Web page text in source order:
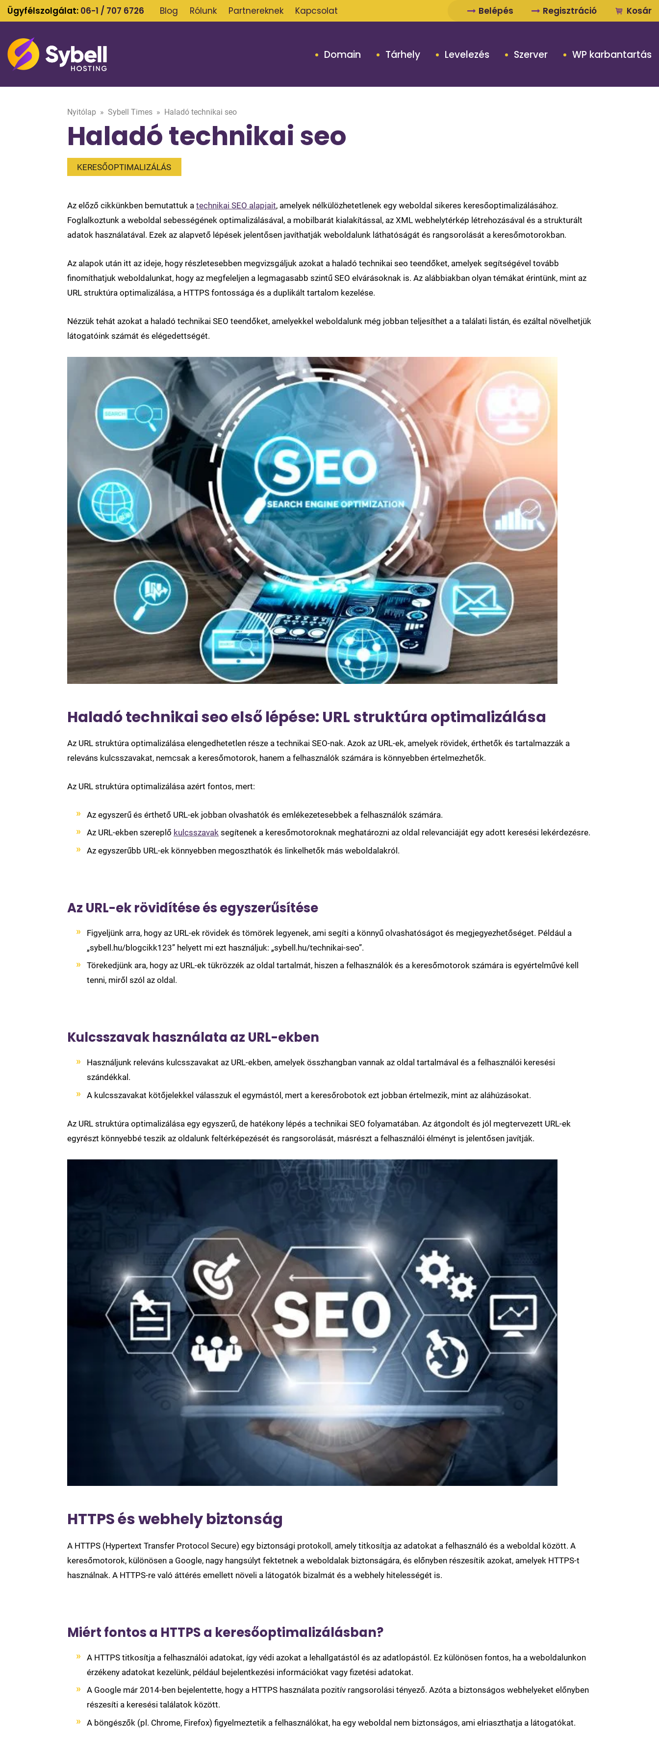
Ügyfélszolgálat: 06-1 / 707 6726 Blog Rólunk Partnereknek Kapcsolat Belépés Regisztráció Kosár
Domain Tárhely Levelezés Szerver WP karbantartás
Nyitólap » Sybell Times » Haladó technikai seo
Haladó technikai seo
KERESŐOPTIMALIZÁLÁS
Az előző cikkünkben bemutattuk a technikai SEO alapjait, amelyek nélkülözhetetlenek egy weboldal sikeres keresőoptimalizálásához.
Foglalkoztunk a weboldal sebességének optimalizálásával, a mobilbarát kialakítással, az XML webhelytérkép létrehozásával és a strukturált
adatok használatával. Ezek az alapvető lépések jelentősen javíthatják weboldalunk láthatóságát és rangsorolását a keresőmotorokban.
Az alapok után itt az ideje, hogy részletesebben megvizsgáljuk azokat a haladó technikai seo teendőket, amelyek segítségével tovább
finomíthatjuk weboldalunkat, hogy az megfeleljen a legmagasabb szintű SEO elvárásoknak is. Az alábbiakban olyan témákat érintünk, mint az
URL struktúra optimalizálása, a HTTPS fontossága és a duplikált tartalom kezelése.
Nézzük tehát azokat a haladó technikai SEO teendőket, amelyekkel weboldalunk még jobban teljesíthet a a találati listán, és ezáltal növelhetjük
látogatóink számát és elégedettségét.
Haladó technikai seo első lépése: URL struktúra optimalizálása
Az URL struktúra optimalizálása elengedhetetlen része a technikai SEO-nak. Azok az URL-ek, amelyek rövidek, érthetők és tartalmazzák a
releváns kulcsszavakat, nemcsak a keresőmotorok, hanem a felhasználók számára is könnyebben értelmezhetők.
Az URL struktúra optimalizálása azért fontos, mert:
Az egyszerű és érthető URL-ek jobban olvashatók és emlékezetesebbek a felhasználók számára.
Az URL-ekben szereplő kulcsszavak segítenek a keresőmotoroknak meghatározni az oldal relevanciáját egy adott keresési lekérdezésre.
Az egyszerűbb URL-ek könnyebben megoszthatók és linkelhetők más weboldalakról.
Az URL-ek rövidítése és egyszerűsítése
Figyeljünk arra, hogy az URL-ek rövidek és tömörek legyenek, ami segíti a könnyű olvashatóságot és megjegyezhetőséget. Például a
„sybell.hu/blogcikk123” helyett mi ezt használjuk: „sybell.hu/technikai-seo”.
Törekedjünk ara, hogy az URL-ek tükrözzék az oldal tartalmát, hiszen a felhasználók és a keresőmotorok számára is egyértelművé kell
tenni, miről szól az oldal.
Kulcsszavak használata az URL-ekben
Használjunk releváns kulcsszavakat az URL-ekben, amelyek összhangban vannak az oldal tartalmával és a felhasználói keresési
szándékkal.
A kulcsszavakat kötőjelekkel válasszuk el egymástól, mert a keresőrobotok ezt jobban értelmezik, mint az aláhúzásokat.
Az URL struktúra optimalizálása egy egyszerű, de hatékony lépés a technikai SEO folyamatában. Az átgondolt és jól megtervezett URL-ek
egyrészt könnyebbé teszik az oldalunk feltérképezését és rangsorolását, másrészt a felhasználói élményt is jelentősen javítják.
HTTPS és webhely biztonság
A HTTPS (Hypertext Transfer Protocol Secure) egy biztonsági protokoll, amely titkosítja az adatokat a felhasználó és a weboldal között. A
keresőmotorok, különösen a Google, nagy hangsúlyt fektetnek a weboldalak biztonságára, és előnyben részesítik azokat, amelyek HTTPS-t
használnak. A HTTPS-re való áttérés emellett növeli a látogatók bizalmát és a webhely hitelességét is.
Miért fontos a HTTPS a keresőoptimalizálásban?
A HTTPS titkosítja a felhasználói adatokat, így védi azokat a lehallgatástól és az adatlopástól. Ez különösen fontos, ha a weboldalunkon
érzékeny adatokat kezelünk, például bejelentkezési információkat vagy fizetési adatokat.
A Google már 2014-ben bejelentette, hogy a HTTPS használata pozitív rangsorolási tényező. Azóta a biztonságos webhelyeket előnyben
részesíti a keresési találatok között.
A böngészők (pl. Chrome, Firefox) figyelmeztetik a felhasználókat, ha egy weboldal nem biztonságos, ami elriaszthatja a látogatókat.